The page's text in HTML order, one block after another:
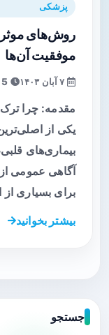
پزشکی
روش‌های
موفقیت آن‌ها
مقدمه: چرا
یکی از
بیماری‌های
آگاهی عمومی
برای بسیاری از
بیشتر بخوانید
جستجو